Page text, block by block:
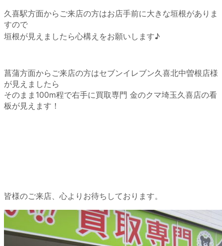
久喜駅方面からご来店の方はお店手前に大きな垣根がありま
すので
垣根が見えましたら心構えをお願いします♪
菖蒲方面からご来店の方はセブンイレブン久喜北中曽根店様
が見えましたら
そのまま100m程で右手に買取専門 金のクマ埼玉久喜店の看
板が見えます！
皆様のご来店、心よりお待ちしております。